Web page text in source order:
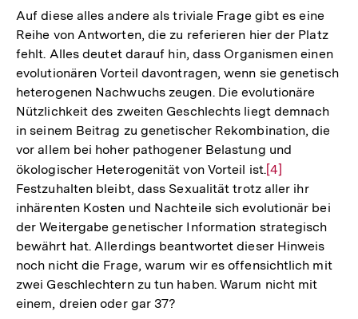
Auf diese alles andere als triviale Frage gibt es eine
Reihe von Antworten, die zu referieren hier der Platz
fehlt. Alles deutet darauf hin, dass Organismen einen
evolutionären Vorteil davontragen, wenn sie genetisch
heterogenen Nachwuchs zeugen. Die evolutionäre
Nützlichkeit des zweiten Geschlechts liegt demnach
in seinem Beitrag zu genetischer Rekombination, die
vor allem bei hoher pathogener Belastung und
ökologischer Heterogenität von Vorteil ist.Zur
Auflösung
der
Fußnote
[4]
Festzuhalten bleibt, dass Sexualität trotz aller ihr
inhärenten Kosten und Nachteile sich evolutionär bei
der Weitergabe genetischer Information strategisch
bewährt hat. Allerdings beantwortet dieser Hinweis
noch nicht die Frage, warum wir es offensichtlich mit
zwei Geschlechtern zu tun haben. Warum nicht mit
einem, dreien oder gar 37?